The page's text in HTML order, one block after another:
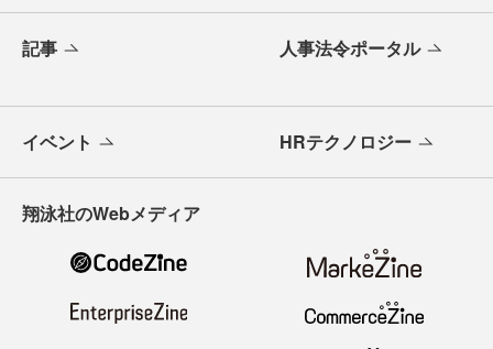
記事 人事法令ポータル
イベント HRテクノロジー
翔泳社のWebメディア